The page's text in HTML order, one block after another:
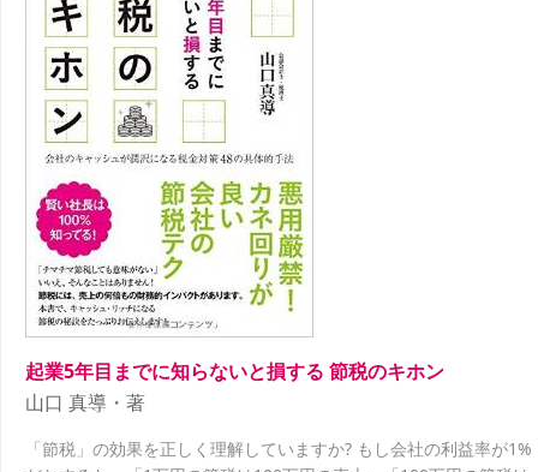
起業5年目までに知らないと損する 節税のキホン
山口 真導・著
「節税」の効果を正しく理解していますか? もし会社の利益率が1%